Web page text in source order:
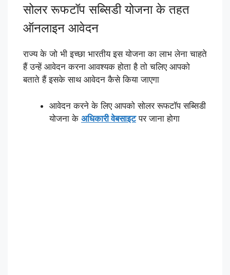
सोलर रूफटॉप सब्सिडी योजना के तहत
ऑनलाइन आवेदन
राज्य के जो भी इच्छा भारतीय इस योजना का लाभ लेना चाहते
हैं उन्हें आवेदन करना आवश्यक होता है तो चलिए आपको
बताते हैं इसके साथ आवेदन कैसे किया जाएगा
आवेदन करने के लिए आपको सोलर रूफटॉप सब्सिडी
योजना के अधिकारी वेबसाइटपर जाना होगा